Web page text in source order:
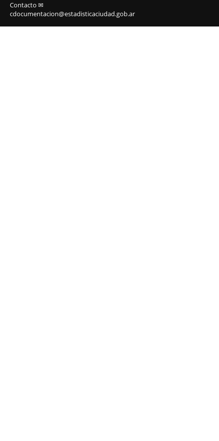
Contacto ✉
cdocumentacion@estadisticaciudad.gob.ar